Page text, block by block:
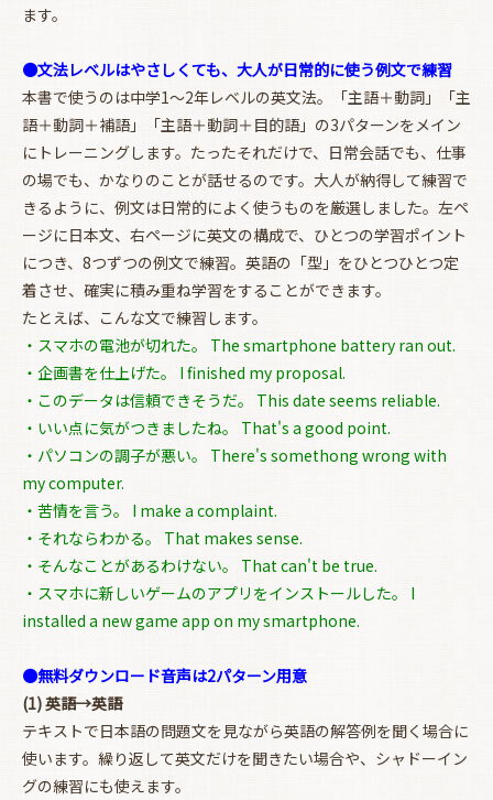
お買い物を続ける カートへ進む
ます。
●文法レベルはやさしくても、大人が日常的に使う例文で練習
本書で使うのは中学1～2年レベルの英文法。「主語＋動詞」「主
語＋動詞＋補語」「主語＋動詞＋目的語」の3パターンをメイン
にトレーニングします。たったそれだけで、日常会話でも、仕事
の場でも、かなりのことが話せるのです。大人が納得して練習で
きるように、例文は日常的によく使うものを厳選しました。左ペ
ージに日本文、右ページに英文の構成で、ひとつの学習ポイント
につき、8つずつの例文で練習。英語の「型」をひとつひとつ定
着させ、確実に積み重ね学習をすることができます。
たとえば、こんな文で練習します。
・スマホの電池が切れた。 The smartphone battery ran out.
・企画書を仕上げた。 I finished my proposal.
・このデータは信頼できそうだ。 This date seems reliable.
・いい点に気がつきましたね。 That's a good point.
・パソコンの調子が悪い。 There's somethong wrong with
my computer.
・苦情を言う。 I make a complaint.
・それならわかる。 That makes sense.
・そんなことがあるわけない。 That can't be true.
・スマホに新しいゲームのアプリをインストールした。 I
installed a new game app on my smartphone.
●無料ダウンロード音声は2パターン用意
(1) 英語→英語
テキストで日本語の問題文を見ながら英語の解答例を聞く場合に
使います。繰り返して英文だけを聞きたい場合や、シャドーイン
グの練習にも使えます。